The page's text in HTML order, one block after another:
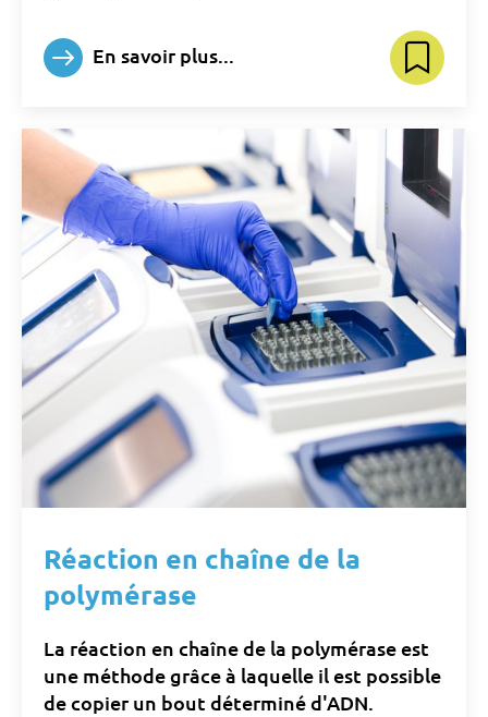
En savoir plus...
Réaction en chaîne de la
polymérase
La réaction en chaîne de la polymérase est
une méthode grâce à laquelle il est possible
de copier un bout déterminé d'ADN.